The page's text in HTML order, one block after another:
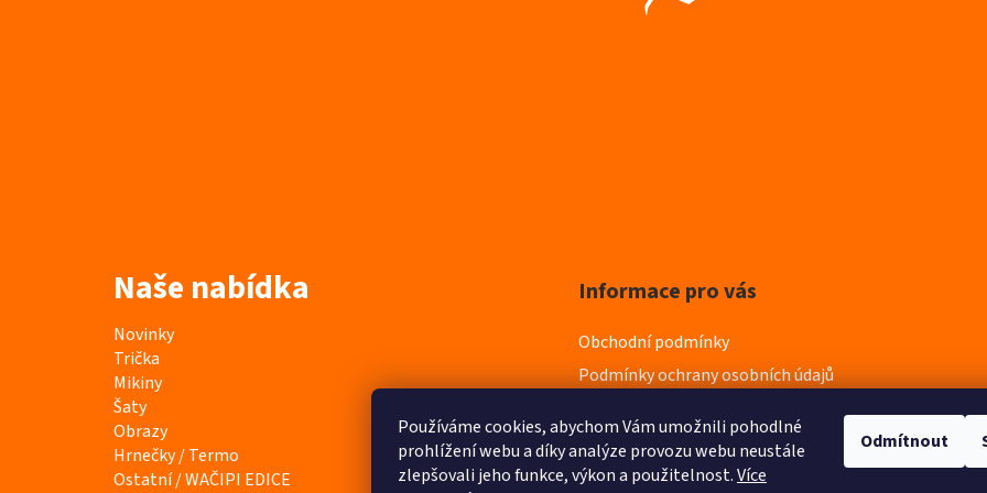
Používáme cookies, abychom Vám umožnili pohodlné
prohlížení webu a díky analýze provozu webu neustále
zlepšovali jeho funkce, výkon a použitelnost.Více
Odmítnout
Naše nabídka
Přeskočit
kategorie
K
a
t
e
g
o
r
Novinky
Trička
Mikiny
Šaty
Obrazy
Hrnečky / Termo
Ostatní / WAČIPI EDICE
Informace pro vás
Obchodní podmínky
Podmínky ochrany osobních údajů